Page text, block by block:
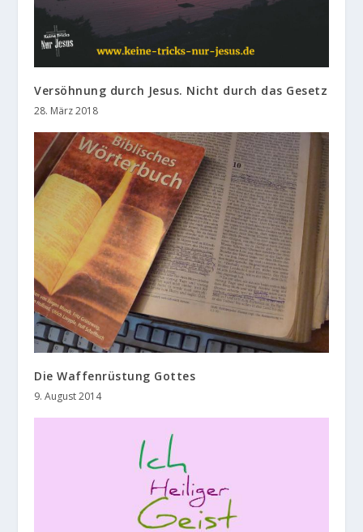
Versöhnung durch Jesus. Nicht durch das Gesetz
28. März 2018
Die Waffenrüstung Gottes
9. August 2014